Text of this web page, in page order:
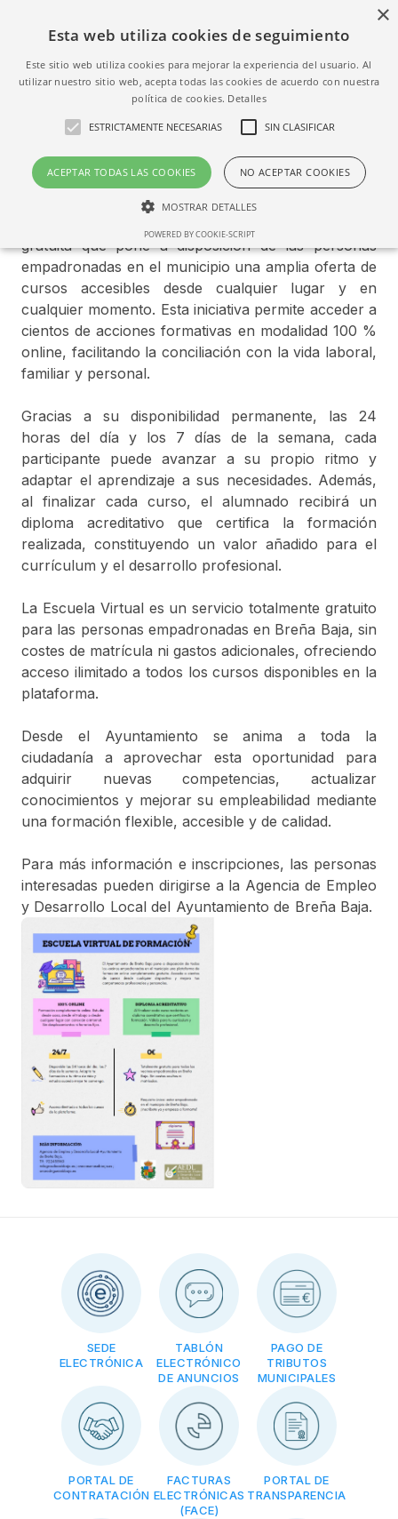
Escuela Virtual de Formación
El Ayuntamiento de Breña Baja continúa apostando
por la formación y el desarrollo personal y
profesional de sus vecinos y vecinas a través de la
gratuita que pone a disposición de las personas
empadronadas en el municipio una amplia oferta de
cursos accesibles desde cualquier lugar y en
cualquier momento. Esta iniciativa permite acceder a
cientos de acciones formativas en modalidad 100 %
online, facilitando la conciliación con la vida laboral,
familiar y personal.
Gracias a su disponibilidad permanente, las 24
horas del día y los 7 días de la semana, cada
participante puede avanzar a su propio ritmo y
adaptar el aprendizaje a sus necesidades. Además,
al finalizar cada curso, el alumnado recibirá un
diploma acreditativo que certifica la formación
realizada, constituyendo un valor añadido para el
currículum y el desarrollo profesional.
La Escuela Virtual es un servicio totalmente gratuito
para las personas empadronadas en Breña Baja, sin
costes de matrícula ni gastos adicionales, ofreciendo
acceso ilimitado a todos los cursos disponibles en la
plataforma.
Desde el Ayuntamiento se anima a toda la
ciudadanía a aprovechar esta oportunidad para
adquirir nuevas competencias, actualizar
conocimientos y mejorar su empleabilidad mediante
una formación flexible, accesible y de calidad.
Para más información e inscripciones, las personas
interesadas pueden dirigirse a la Agencia de Empleo
y Desarrollo Local del Ayuntamiento de Breña Baja.
SEDE
ELECTRÓNICA
TABLÓN
ELECTRÓNICO
DE ANUNCIOS
PAGO DE
TRIBUTOS
MUNICIPALES
PORTAL DE
CONTRATACIÓN
FACTURAS
ELECTRÓNICAS
(FACE)
PORTAL DE
TRANSPARENCIA
Esta web utiliza cookies de seguimiento
Este sitio web utiliza cookies para mejorar la experiencia del usuario. Al
utilizar nuestro sitio web, acepta todas las cookies de acuerdo con nuestra
política de cookies. Detalles
ESTRICTAMENTE NECESARIAS SIN CLASIFICAR
ACEPTAR TODAS LAS COOKIES NO ACEPTAR COOKIES
MOSTRAR DETALLES
Estrictamente necesarias Sin clasificar
Las cookies estrictamente necesarias permiten la funcionalidad central del
sitio web, como el inicio de sesión del usuario y la administración de la
cuenta. El sitio web no puede utilizarse correctamente sin las cookies
estrictamente necesarias.
Nombre Dominio
CookieScriptConsent
.bbaja.es 1 month
El servicio Cookie-
Script.com utiliza
esta cookie para
recordar las
preferencias de
consentimiento de
cookies del
visitante. Es
necesario que el
banner de cookies
de Cookie-
Script.com
funcione
correctamente.
Nombre Dominio Vencimiento
Descripción
[abcdef0123456789]
{32}
www.bbaja.es Session
POWERED BY COOKIE-SCRIPT
×